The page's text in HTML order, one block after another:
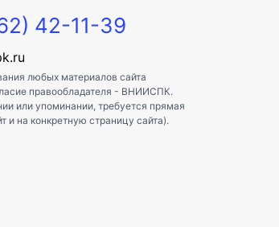
42-11-39
любых материалов сайта
правообладателя - ВНИИСПК.
или упоминании, требуется прямая
и на конкретную страницу сайта).